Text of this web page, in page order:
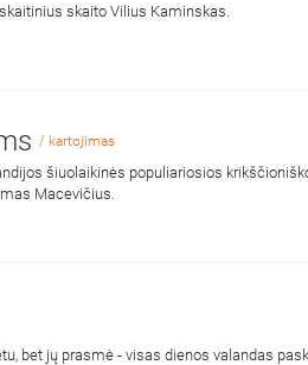
skaito Vilius Kaminskas.
/ kartojimas
šiuolaikinės populiariosios
Macevičius.
bet jų prasmė - visas dienos valandas